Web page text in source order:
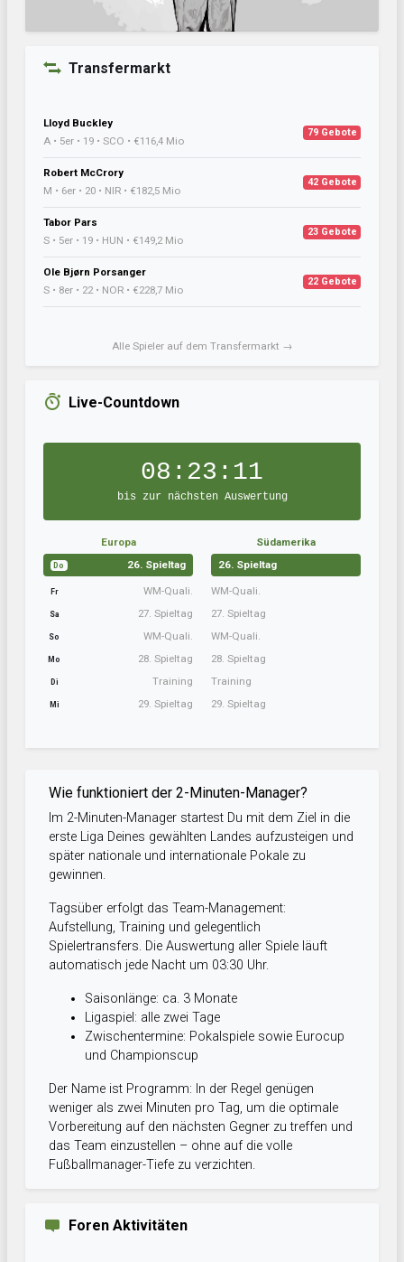
Transfermarkt
Lloyd Buckley
A • 5er • 19 • SCO • €116,4 Mio
79 Gebote
Robert McCrory
M • 6er • 20 • NIR • €182,5 Mio
42 Gebote
Tabor Pars
S • 5er • 19 • HUN • €149,2 Mio
23 Gebote
Ole Bjørn Porsanger
S • 8er • 22 • NOR • €228,7 Mio
22 Gebote
Alle Spieler auf dem Transfermarkt →
Live-Countdown
08:23:10
bis zur nächsten Auswertung
Europa
Do 26. Spieltag
Fr WM-Quali.
Sa 27. Spieltag
So WM-Quali.
Mo 28. Spieltag
Di Training
Mi 29. Spieltag
Südamerika
26. Spieltag
WM-Quali.
27. Spieltag
WM-Quali.
28. Spieltag
Training
29. Spieltag
Wie funktioniert der 2-Minuten-Manager?
Im 2-Minuten-Manager startest Du mit dem Ziel in die
erste Liga Deines gewählten Landes aufzusteigen und
später nationale und internationale Pokale zu
gewinnen.
Tagsüber erfolgt das Team-Management:
Aufstellung, Training und gelegentlich
Spielertransfers. Die Auswertung aller Spiele läuft
automatisch jede Nacht um 03:30 Uhr.
Saisonlänge: ca. 3 Monate
Ligaspiel: alle zwei Tage
Zwischentermine: Pokalspiele sowie Eurocup
und Championscup
Der Name ist Programm: In der Regel genügen
weniger als zwei Minuten pro Tag, um die optimale
Vorbereitung auf den nächsten Gegner zu treffen und
das Team einzustellen – ohne auf die volle
Fußballmanager-Tiefe zu verzichten.
Foren Aktivitäten